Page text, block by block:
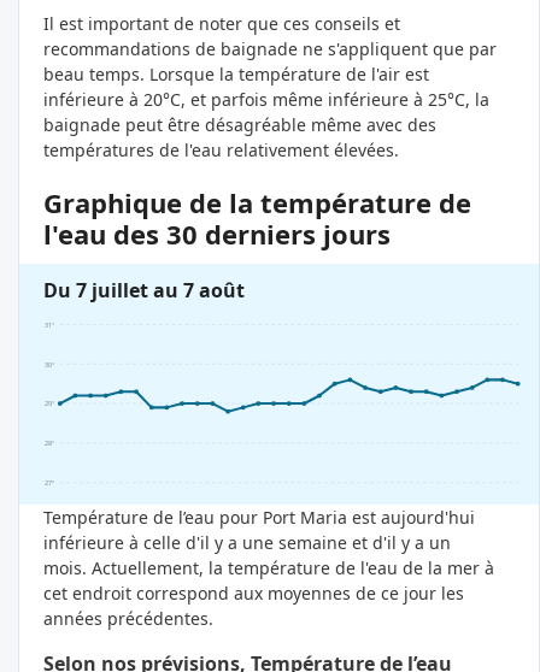
Il est important de noter que ces conseils et
recommandations de baignade ne s'appliquent que par
beau temps. Lorsque la température de l'air est
inférieure à 20°C, et parfois même inférieure à 25°C, la
baignade peut être désagréable même avec des
températures de l'eau relativement élevées.
Graphique de la température de
l'eau des 30 derniers jours
Du 7 juillet au 7 août
27°
28°
29°
30°
31°
Température de l’eau pour Port Maria est aujourd'hui
inférieure à celle d'il y a une semaine et d'il y a un
mois. Actuellement, la température de l'eau de la mer à
cet endroit correspond aux moyennes de ce jour les
années précédentes.
Selon nos prévisions, Température de l’eau